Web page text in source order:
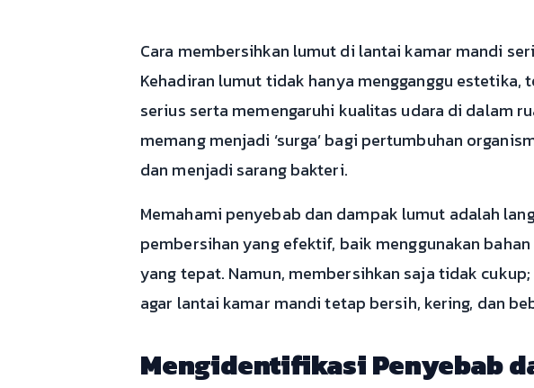
Cara membersihkan lumut di lantai kamar mandi
Kehadiran lumut tidak hanya mengganggu
serius serta memengaruhi kualitas udara di dalam
memang menjadi ‘surga’ bagi pertumbuhan
dan menjadi sarang bakteri.
Memahami penyebab dan dampak lumut adalah
pembersihan yang efektif, baik menggunakan
yang tepat. Namun, membersihkan saja tidak
agar lantai kamar mandi tetap bersih, kering, dan
Mengidentifikasi Penyebab